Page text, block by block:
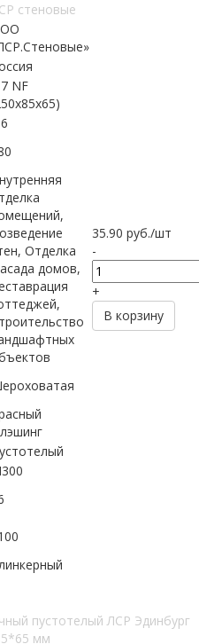
стеновые
NF
Отделка
домов,
35.90 руб./шт
-
+
В корзину
пустотелый ЛСР Эдинбург
мм